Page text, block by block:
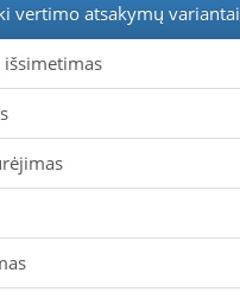
vertimo atsakymų variantai
išsimetimas